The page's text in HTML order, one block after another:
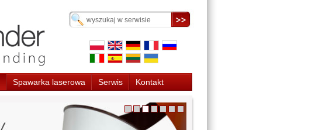
Spawarka laserowa Serwis Kontakt